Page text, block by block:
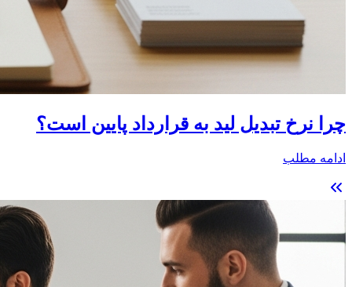
چرا نرخ تبدیل لید به قرارداد پایین است؟
ادامه مطلب